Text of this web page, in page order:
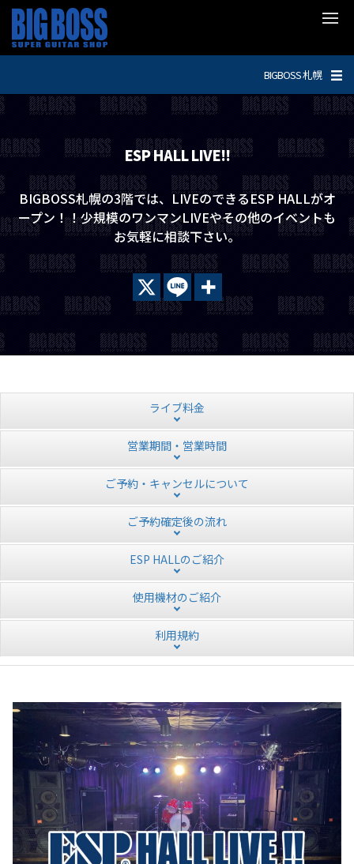
BIGBOSS 札幌
ESP HALL LIVE!!
BIGBOSS札幌の3階では、LIVEのできるESP HALLがオ
ープン！！少規模のワンマンLIVEやその他のイベントも
お気軽に相談下さい。
ライブ料金
営業期間・営業時間
ご予約・キャンセルについて
ご予約確定後の流れ
ESP HALLのご紹介
使用機材のご紹介
利用規約